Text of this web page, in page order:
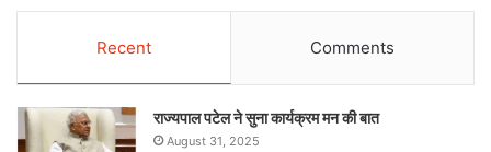
Recent Comments
राज्यपाल पटेल ने सुना कार्यक्रम मन की बात
August 31, 2025